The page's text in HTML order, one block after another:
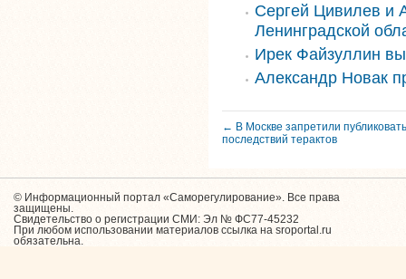
Сергей Цивилев и
Ленинградской
Ирек Файзуллин
Александр Новак
← В Москве запретили
последствий терактов
© Информационный портал «Саморегулирование». Все права
защищены.
Свидетельство о регистрации СМИ: Эл № ФС77-45232
При любом использовании материалов ссылка на sroportal.ru
обязательна.